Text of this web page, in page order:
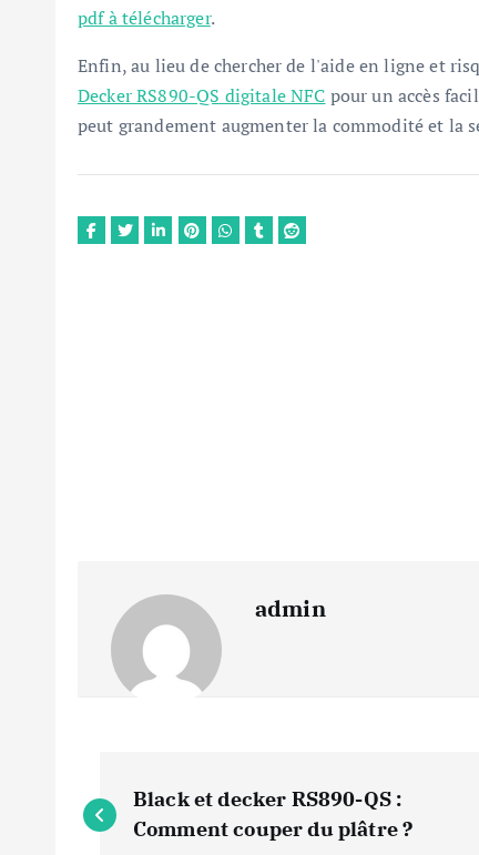
pdf à télécharger.
Enfin, au lieu de chercher de l'aide en ligne et
Decker RS890-QS digitale NFC pour un accès
peut grandement augmenter la commodité et la
admin
N
Black et decker RS890-QS :
Comment couper du plâtre ?